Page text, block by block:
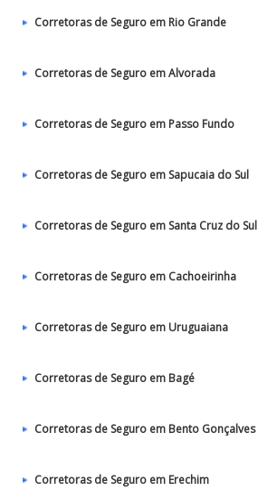
Corretoras de Seguro em Rio Grande
Corretoras de Seguro em Alvorada
Corretoras de Seguro em Passo Fundo
Corretoras de Seguro em Sapucaia do Sul
Corretoras de Seguro em Santa Cruz do Sul
Corretoras de Seguro em Cachoeirinha
Corretoras de Seguro em Uruguaiana
Corretoras de Seguro em Bagé
Corretoras de Seguro em Bento Gonçalves
Corretoras de Seguro em Erechim